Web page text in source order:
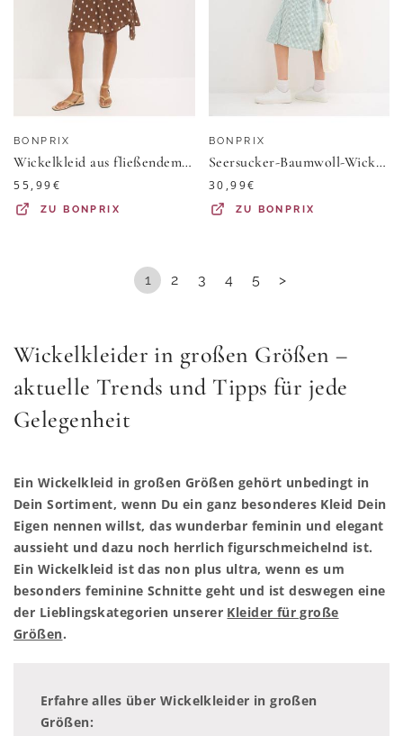
BONPRIX
Wickelkleid aus fließendem Viskose-Mix
55,99€
ZUBONPRIX
BONPRIX
Seersucker-Baumwoll-Wickelkleid aus reiner Baumwolle
30,99€
ZU BONPRIX
1 2 3 4 5 >
Wickelkleider in großen Größen –
aktuelle Trends und Tipps für jede
Gelegenheit
Ein Wickelkleid in großen Größen gehört unbedingt in
Dein Sortiment, wenn Du ein ganz besonderes Kleid Dein
Eigen nennen willst, das wunderbar feminin und elegant
aussieht und dazu noch herrlich figurschmeichelnd ist.
Ein Wickelkleid ist das non plus ultra, wenn es um
besonders feminine Schnitte geht und ist deswegen eine
der Lieblingskategorien unserer Kleider für große
Größen.
Erfahre alles über Wickelkleider in großen
Größen: